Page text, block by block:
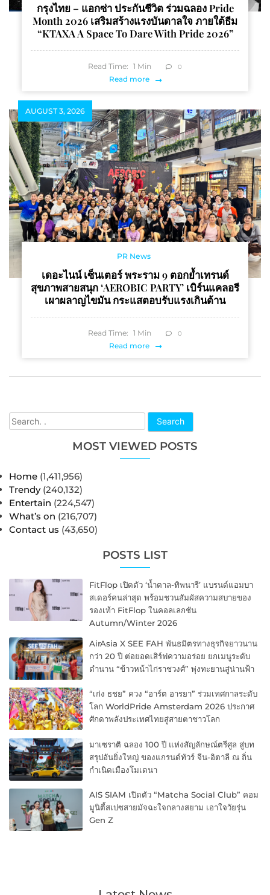
Search
MOST VIEWED POSTS
Home (1,411,956)
Trendy (240,132)
Entertain (224,547)
What’s on (216,707)
Contact us (43,650)
POSTS LIST
FitFlop เปิดตัว ‘น้ำตาล-ทิพนารี’ แบรนด์แอมบา
สเดอร์คนล่าสุด พร้อมชวนสัมผัสความสบายของ
รองเท้า FitFlop ในคอลเลกชัน
Autumn/Winter 2026
AirAsia X SEE FAH พันธมิตรทางธุรกิจยาวนาน
กว่า 20 ปี ต่อยอดเสิร์ฟความอร่อย ยกเมนูระดับ
ตำนาน “ข้าวหน้าไก่ราชวงศ์” พุ่งทะยานสู่น่านฟ้า
“เก่ง ธชย” ควง “อาร์ต อารยา” ร่วมเทศกาลระดับ
โลก WorldPride Amsterdam 2026 ประกาศ
ศักดาพลังประเทศไทยสู่สายตาชาวโลก
มาเซราติ ฉลอง 100 ปี แห่งสัญลักษณ์ตรีศูล สู่บท
สรุปอันยิ่งใหญ่ ของแกรนด์ทัวร์ จีน-อิตาลี ณ ถิ่น
กำเนิดเมืองโมเดนา
AIS SIAM เปิดตัว “Matcha Social Club” คอม
มูนิตี้สเปซสายมัจฉะใจกลางสยาม เอาใจวัยรุ่น
Gen Z
กรุงไทย – แอกซ่า ประกันชีวิต ร่วมฉลอง Pride
Month 2026 เสริมสร้างแรงบันดาลใจ ภายใต้ธีม
“KTAXA A Space To Dare With Pride 2026”
Read Time: 1 Min 0
Read more
AUGUST 3, 2026
PR News
เดอะไนน์ เซ็นเตอร์ พระราม 9 ตอกย้ำเทรนด์
สุขภาพสายสนุก ‘AEROBIC PARTY’ เบิร์นแคลอรี
เผาผลาญไขมัน กระแสตอบรับแรงเกินต้าน
Read Time: 1 Min 0
Read more